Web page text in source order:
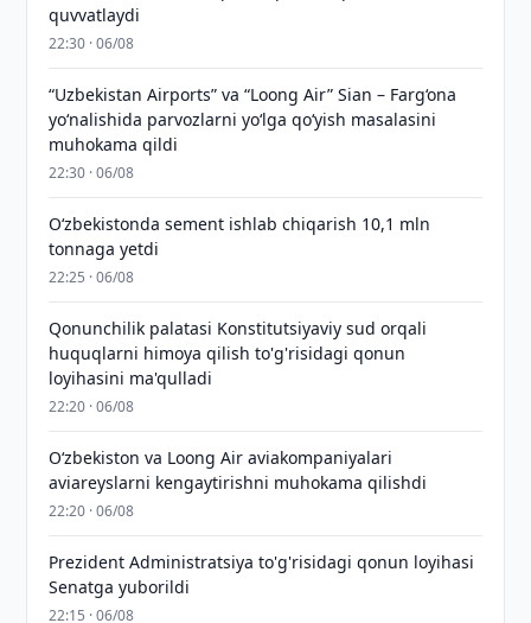
quvvatlaydi
22:30 · 06/08
“Uzbekistan Airports” va “Loong Air” Sian – Farg‘ona
yo‘nalishida parvozlarni yo‘lga qo‘yish masalasini
muhokama qildi
22:30 · 06/08
O‘zbekistonda sement ishlab chiqarish 10,1 mln
tonnaga yetdi
22:25 · 06/08
Qonunchilik palatasi Konstitutsiyaviy sud orqali
huquqlarni himoya qilish to'g'risidagi qonun
loyihasini ma'qulladi
22:20 · 06/08
Oʻzbekiston va Loong Air aviakompaniyalari
aviareyslarni kengaytirishni muhokama qilishdi
22:20 · 06/08
Prezident Administratsiya to'g'risidagi qonun loyihasi
Senatga yuborildi
22:15 · 06/08